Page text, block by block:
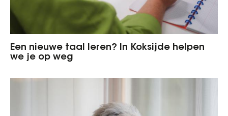
Een nieuwe taal leren? In Koksijde helpen
we je op weg